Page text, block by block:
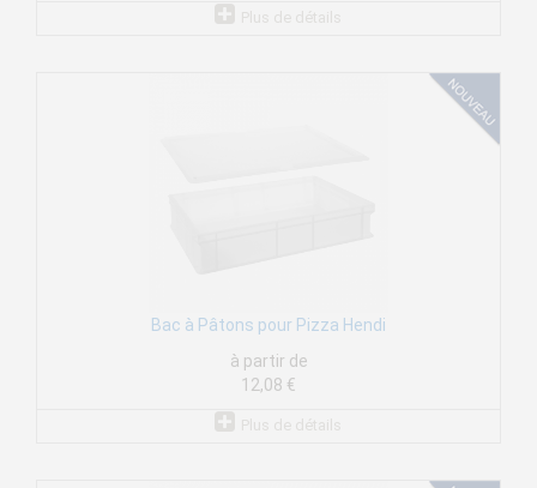
Bac à Pâtons pour Pizza Hendi
à partir de
12,08 €